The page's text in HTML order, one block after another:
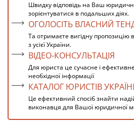
Швидку відповідь на Ваш
зорієнтуватися в подальших діях.
ОГОЛОСІТЬ ВЛАСНИЙ
Та отримаєте вигідну пропозицію
з усієї України.
ВІДЕО-КОНСУЛЬТАЦІЯ
Для юриста це сучасне і
необхідної інформації
КАТАЛОГ ЮРИСТІВ
Це ефективний спосіб знайти
виконавця для Вашої юридичної